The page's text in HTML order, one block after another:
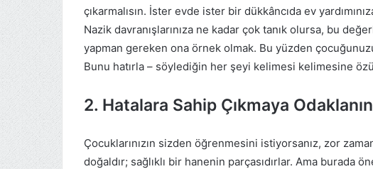
çıkarmalısın. İster evde ister bir dükkâncıda ev
Nazik davranışlarınıza ne kadar çok tanık olursa, bu
yapman gereken ona örnek olmak. Bu yüzden
Bunu hatırla – söylediğin her şeyi kelimesi kelimesine
2. Hatalara Sahip Çıkmaya
Çocuklarınızın sizden öğrenmesini istiyorsanız, zor
doğaldır; sağlıklı bir hanenin parçasıdırlar. Ama burada